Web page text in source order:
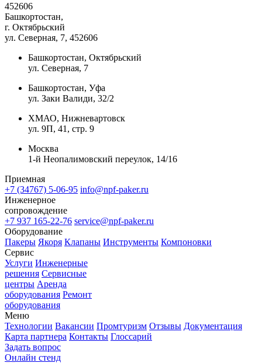
452606
Башкортостан,
г. Октябрьский
ул. Северная, 7, 452606
Башкортостан, Октябрьский
ул. Северная, 7
Башкортостан, Уфа
ул. Заки Валиди, 32/2
ХМАО, Нижневартовск
ул. 9П, 41, стр. 9
Москва
1-й Неопалимовский переулок, 14/16
Приемная
+7 (34767) 5-06-95 info@npf-paker.ru
Инженерное
сопровождение
+7 937 165-22-76 service@npf-paker.ru
Оборудование
Пакеры Якоря Клапаны Инструменты Компоновки
Сервис
Услуги Инженерные
решения Сервисные
центры Аренда
оборудования Ремонт
оборудования
Меню
Технологии Вакансии Промтуризм Отзывы Документация
Карта партнера Контакты Глоссарий
Задать вопрос
Онлайн стенд